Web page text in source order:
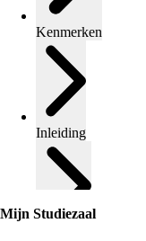
Kenmerken
Inleiding
Mijn Studiezaal